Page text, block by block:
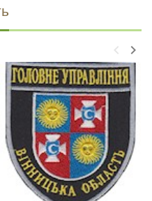
keyboard_arrow_left keyboard_arrow_right